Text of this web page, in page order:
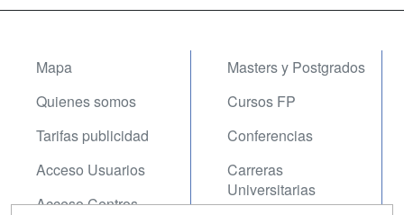
Mapa
Quienes somos
Tarifas publicidad
Acceso Usuarios
Acceso Centros
Masters y Postgrados
Cursos FP
Conferencias
Carreras
Universitarias